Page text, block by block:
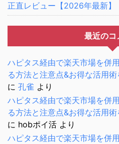
正直レビュー【2026年最新】
最近のコ
ハピタス経由で楽天市場を併
る方法と注意点&お得な活用
に 孔雀 より
ハピタス経由で楽天市場を併
る方法と注意点&お得な活用
に hobポイ活 より
ハピタス経由で楽天市場を併